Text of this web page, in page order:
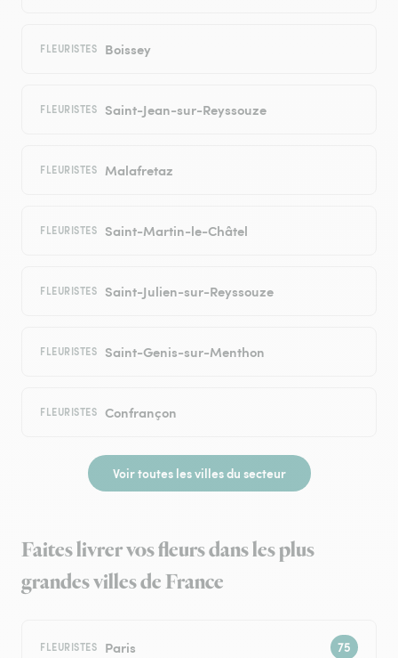
FLEURISTES Boissey
FLEURISTES Saint-Jean-sur-Reyssouze
FLEURISTES Malafretaz
FLEURISTES Saint-Martin-le-Châtel
FLEURISTES Saint-Julien-sur-Reyssouze
FLEURISTES Saint-Genis-sur-Menthon
FLEURISTES Confrançon
Voir toutes les villes du secteur
Faites livrer vos fleurs dans les plus
grandes villes de France
FLEURISTES Paris